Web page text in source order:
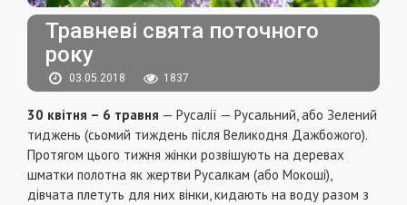
Травневі свята поточного
року
03.05.2018 1837
30 квітня – 6 травня — Русалії — Русальний, або Зелений
тиджень (сьомий тиждень після Великодня Дажбожого).
Протягом цього тижня жінки розвішують на деревах
шматки полотна як жертви Русалкам (або Мокоші),
дівчата плетуть для них вінки, кидають на воду разом з